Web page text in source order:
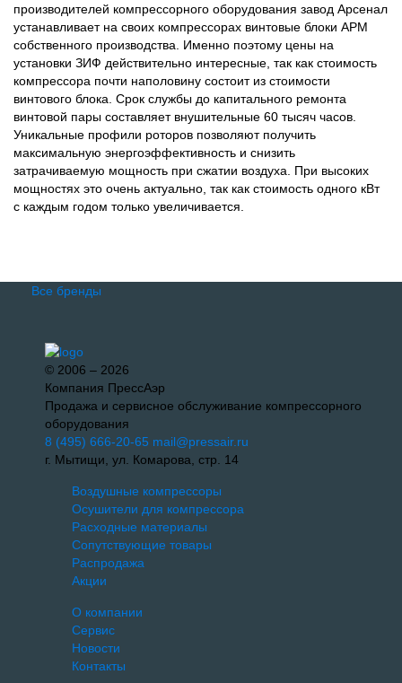
производителей компрессорного оборудования завод Арсенал
устанавливает на своих компрессорах винтовые блоки АРМ
собственного производства. Именно поэтому цены на
установки ЗИФ действительно интересные, так как стоимость
компрессора почти наполовину состоит из стоимости
винтового блока. Срок службы до капитального ремонта
винтовой пары составляет внушительные 60 тысяч часов.
Уникальные профили роторов позволяют получить
максимальную энергоэффективность и снизить
затрачиваемую мощность при сжатии воздуха. При высоких
мощностях это очень актуально, так как стоимость одного кВт
с каждым годом только увеличивается.
Все бренды
© 2006 – 2026
Компания ПрессАэр
Продажа и сервисное обслуживание компрессорного
оборудования
8 (495) 666-20-65 mail@pressair.ru
г. Мытищи, ул. Комарова, стр. 14
Воздушные компрессоры
Осушители для компрессора
Расходные материалы
Сопутствующие товары
Распродажа
Акции
О компании
Сервис
Новости
Контакты